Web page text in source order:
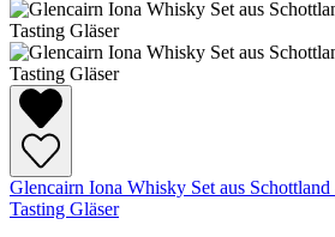
Glencairn Iona Whisky Set aus
Tasting Gläser